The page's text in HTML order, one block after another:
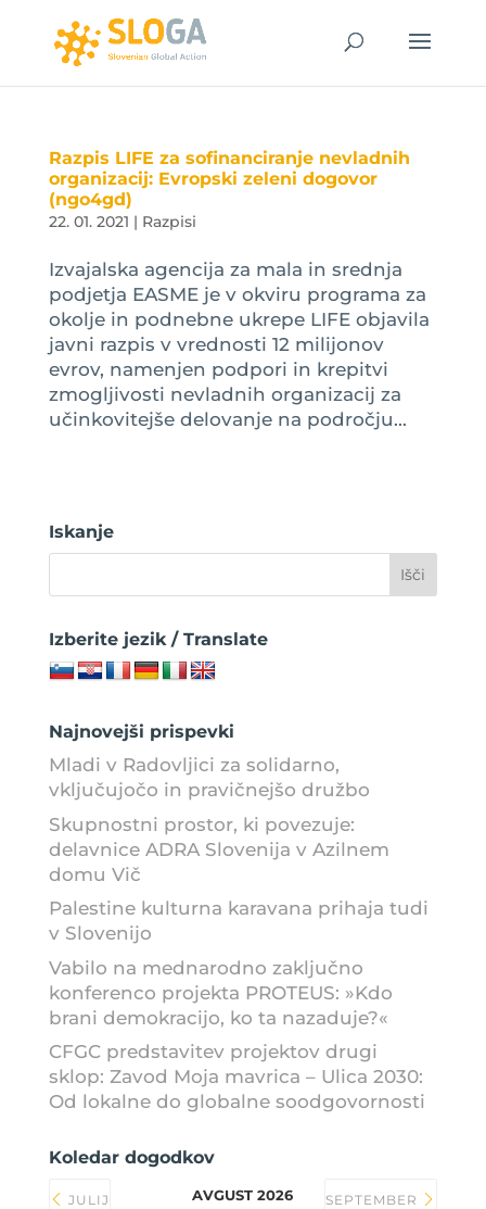
Razpis LIFE za sofinanciranje nevladnih
organizacij: Evropski zeleni dogovor
(ngo4gd)
22. 01. 2021 | Razpisi
Izvajalska agencija za mala in srednja
podjetja EASME je v okviru programa za
okolje in podnebne ukrepe LIFE objavila
javni razpis v vrednosti 12 milijonov
evrov, namenjen podpori in krepitvi
zmogljivosti nevladnih organizacij za
učinkovitejše delovanje na področju...
Iskanje
Izberite jezik / Translate
Najnovejši prispevki
Mladi v Radovljici za solidarno,
vključujočo in pravičnejšo družbo
Skupnostni prostor, ki povezuje:
delavnice ADRA Slovenija v Azilnem
domu Vič
Palestine kulturna karavana prihaja tudi
v Slovenijo
Vabilo na mednarodno zaključno
konferenco projekta PROTEUS: »Kdo
brani demokracijo, ko ta nazaduje?«
CFGC predstavitev projektov drugi
sklop: Zavod Moja mavrica – Ulica 2030:
Od lokalne do globalne soodgovornosti
Koledar dogodkov
JULIJ AVGUST 2026 SEPTEMBER